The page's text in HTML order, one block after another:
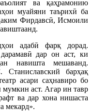
ва қаҳрамонию
муайяни таърихӣ ба
Фирдавсӣ, Исмоили
адабӣ фарқ дорад.
дар он аст, ки
навишта мешаванд.
барҳақ
асари саҳнавиро бо
аст. Агар ин тавр
ва дар хона нишаста
мекард».